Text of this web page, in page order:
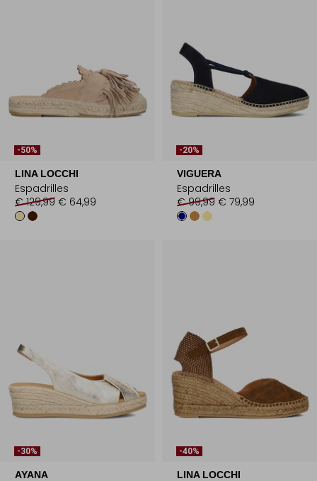
-50%
LINA LOCCHI
Espadrilles
€ 129,99 € 64,99
-20%
VIGUERA
Espadrilles
€ 99,99 € 79,99
-30%
AYANA
-40%
LINA LOCCHI